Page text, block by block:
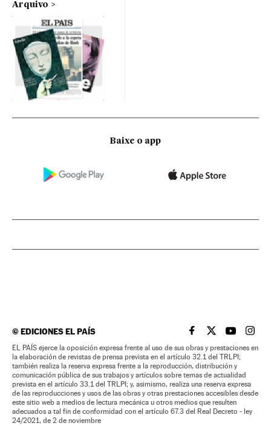
Arquivo
Baixe o app
©EDICIONES EL PAÍS EL PAÍS BRASIL EN
EL PAÍSEL PAÍS
EL
EL PAÍS ejerce la oposición expresa frente al uso de sus obras y prestaciones en
la elaboración de revistas de prensa prevista en el artículo 32.1 del TRLPI;
también realiza la reserva expresa frente a la reproducción, distribución y
comunicación pública de sus trabajos y artículos sobre temas de actualidad
prevista en el artículo 33.1 del TRLPI; y, asimismo, realiza una reserva expresa
de las reproducciones y usos de las obras y otras prestaciones accesibles desde
este sitio web a medios de lectura mecánica u otros medios que resulten
adecuados a tal fin de conformidad con el artículo 67.3 del Real Decreto - ley
24/2021, de 2 de noviembre